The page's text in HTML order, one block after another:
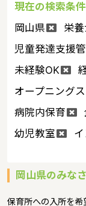
現在の検索条件
岡山県
栄
児童発達支援
未経験OK
オープニング
病院内保育
幼児教室
岡山県のみな
保育所への入所を希